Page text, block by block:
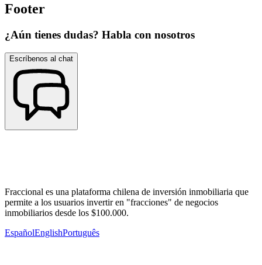
Footer
¿Aún tienes dudas? Habla con nosotros
Escríbenos al chat
Fraccional es una plataforma chilena de inversión inmobiliaria que
permite a los usuarios invertir en "fracciones" de negocios
inmobiliarios desde los $100.000.
EspañolEnglishPortuguês